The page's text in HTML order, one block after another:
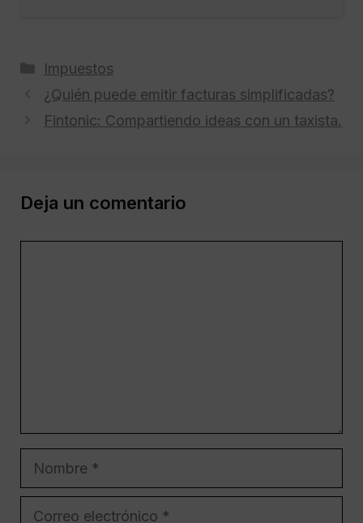
Categorías
Impuestos
¿Quién puede emitir facturas simplificadas?
Fintonic: Compartiendo ideas con un taxista.
Deja un comentario